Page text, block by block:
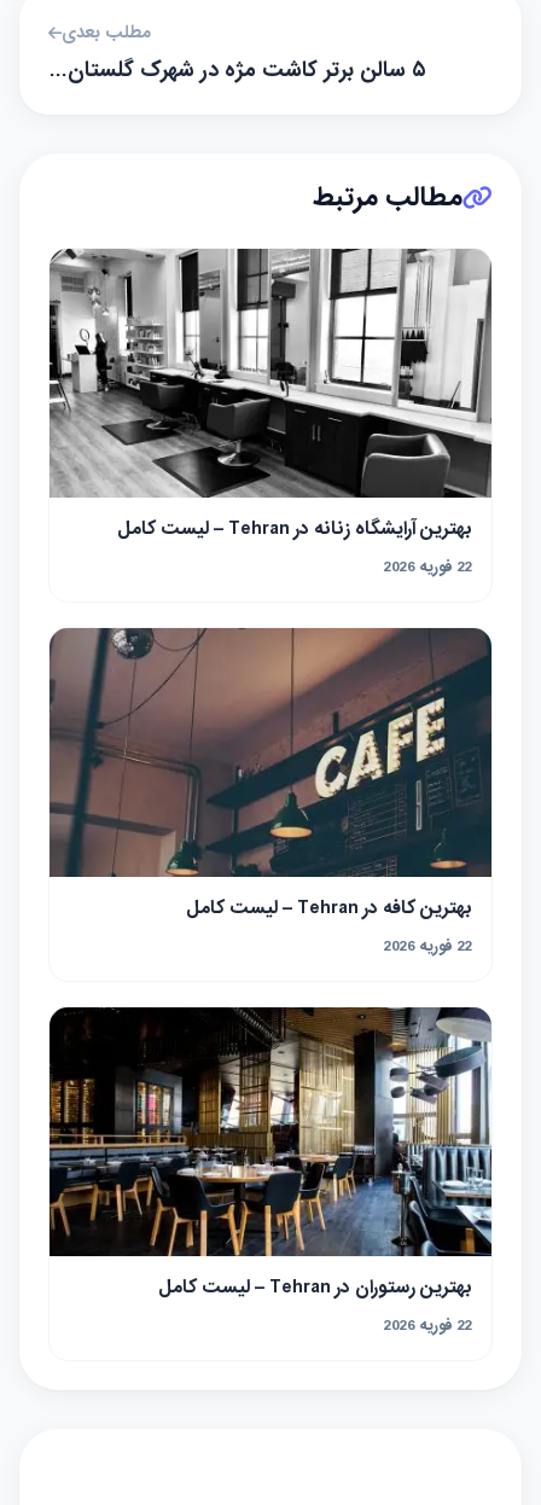
مطلب بعدی
۵ سالن برتر کاشت مژه در شهرک گلستان…
مطالب مرتبط
بهترین آرایشگاه زنانه در Tehran – لیست کامل
22 فوریه 2026
بهترین کافه در Tehran – لیست کامل
22 فوریه 2026
بهترین رستوران در Tehran – لیست کامل
22 فوریه 2026